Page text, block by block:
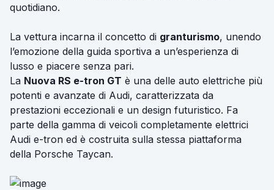
quotidiano.
La vettura incarna il concetto di granturismo, unendo
l’emozione della guida sportiva a un’esperienza di
lusso e piacere senza pari.
La Nuova RS e-tron GT è una delle auto elettriche più
potenti e avanzate di Audi, caratterizzata da
prestazioni eccezionali e un design futuristico. Fa
parte della gamma di veicoli completamente elettrici
Audi e-tron ed è costruita sulla stessa piattaforma
della Porsche Taycan.